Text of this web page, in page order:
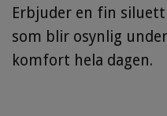
Erbjuder en fin
som blir osynlig
komfort hela dagen.